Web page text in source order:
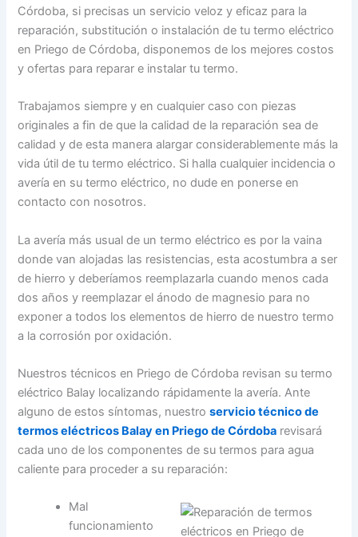
Córdoba, si precisas un servicio veloz y eficaz para la
reparación, substitución o instalación de tu termo eléctrico
en Priego de Córdoba, disponemos de los mejores costos
y ofertas para reparar e instalar tu termo.
Trabajamos siempre y en cualquier caso con piezas
originales a fin de que la calidad de la reparación sea de
calidad y de esta manera alargar considerablemente más la
vida útil de tu termo eléctrico. Si halla cualquier incidencia o
avería en su termo eléctrico, no dude en ponerse en
contacto con nosotros.
La avería más usual de un termo eléctrico es por la vaina
donde van alojadas las resistencias, esta acostumbra a ser
de hierro y deberíamos reemplazarla cuando menos cada
dos años y reemplazar el ánodo de magnesio para no
exponer a todos los elementos de hierro de nuestro termo
a la corrosión por oxidación.
Nuestros técnicos en Priego de Córdoba revisan su termo
eléctrico Balay localizando rápidamente la avería. Ante
alguno de estos síntomas, nuestroservicio técnico de
termos eléctricos Balay en Priego de Córdoba revisará
cada uno de los componentes de su termos para agua
caliente para proceder a su reparación:
Mal
funcionamiento